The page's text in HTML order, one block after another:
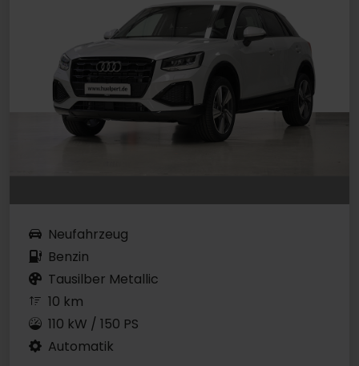
Neufahrzeug
Benzin
Tausilber Metallic
10 km
110 kW / 150 PS
Automatik